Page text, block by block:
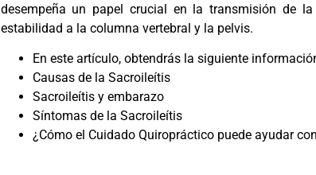
desempeña un papel crucial en la transmisión de
estabilidad a la columna vertebral y la pelvis.
En este artículo, obtendrás la siguiente
Causas de la Sacroileítis
Sacroileítis y embarazo
Síntomas de la Sacroileítis
¿Cómo el Cuidado Quiropráctico puede ayudar